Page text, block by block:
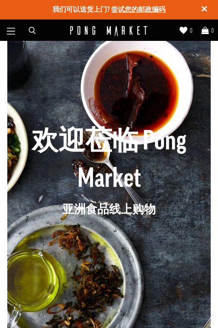
✕
我们可以送货上门?尝试您的邮政编码
0
0
欢迎莅临 Pong
Market
亚洲食品线上购物